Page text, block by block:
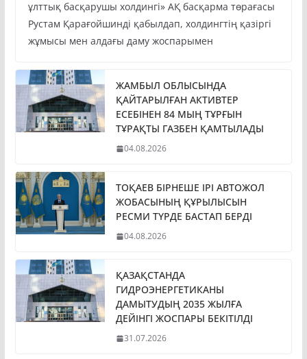
ұлттық басқарушы холдингі» АҚ басқарма төрағасы
Рустам Қарағойшинді қабылдап, холдингтің қазіргі
жұмысы мен алдағы даму жоспарымен
ЖАМБЫЛ ОБЛЫСЫНДА
ҚАЙТАРЫЛҒАН АКТИВТЕР
ЕСЕБІНЕН 84 МЫҢ ТҰРҒЫН
ТҰРАҚТЫ ГАЗБЕН ҚАМТЫЛАДЫ
04.08.2026
ТОҚАЕВ БІРНЕШЕ ІРІ АВТОЖОЛ
ЖОБАСЫНЫҢ ҚҰРЫЛЫСЫН
РЕСМИ ТҮРДЕ БАСТАП БЕРДІ
04.08.2026
ҚАЗАҚСТАНДА
ГИДРОЭНЕРГЕТИКАНЫ
ДАМЫТУДЫҢ 2035 ЖЫЛҒА
ДЕЙІНГІ ЖОСПАРЫ БЕКІТІЛДІ
31.07.2026